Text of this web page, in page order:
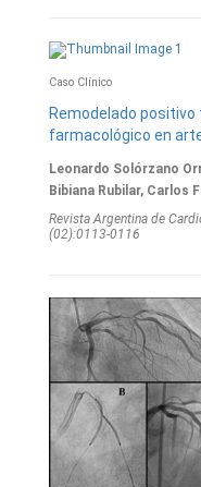
Caso Clínico
Remodelado
farmacológico en
Leonardo Solórzano
Bibiana Rubilar, Carlos
Revista Argentina de
(02):0113-0116